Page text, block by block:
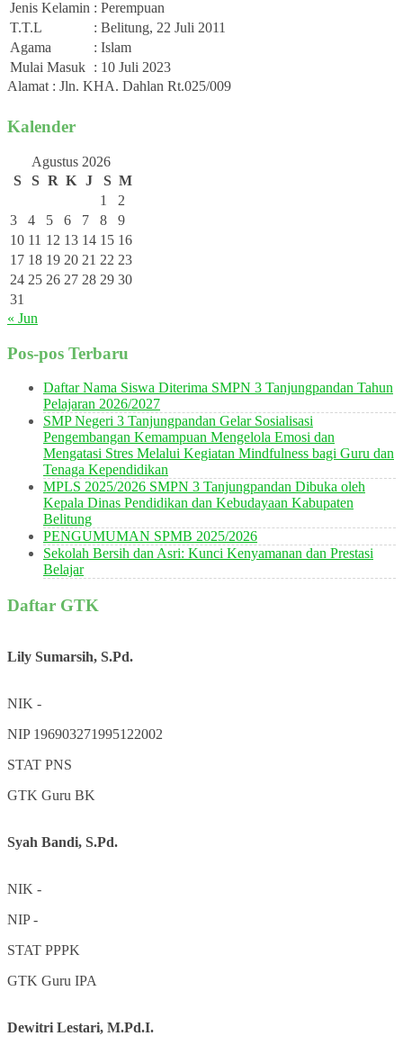
Jenis Kelamin : Perempuan
T.T.L
: Belitung, 22 Juli 2011
Agama
: Islam
Mulai Masuk : 10 Juli 2023
Alamat : Jln. KHA. Dahlan Rt.025/009
Kalender
Agustus 2026
S
S R K J S M
1
2
3
4 5 6 7 8
9
10 11 12 13 14 15 16
17 18 19 20 21 22 23
24 25 26 27 28 29 30
31
« Jun
Pos-pos Terbaru
Daftar Nama Siswa Diterima SMPN 3 Tanjungpandan Tahun
Pelajaran 2026/2027
SMP Negeri 3 Tanjungpandan Gelar Sosialisasi
Pengembangan Kemampuan Mengelola Emosi dan
Mengatasi Stres Melalui Kegiatan Mindfulness bagi Guru dan
Tenaga Kependidikan
MPLS 2025/2026 SMPN 3 Tanjungpandan Dibuka oleh
Kepala Dinas Pendidikan dan Kebudayaan Kabupaten
Belitung
PENGUMUMAN SPMB 2025/2026
Sekolah Bersih dan Asri: Kunci Kenyamanan dan Prestasi
Belajar
Daftar GTK
Lily Sumarsih, S.Pd.
NIK -
NIP 196903271995122002
STAT PNS
GTK Guru BK
Syah Bandi, S.Pd.
NIK -
NIP-
STAT PPPK
GTK Guru IPA
Dewitri Lestari, M.Pd.I.